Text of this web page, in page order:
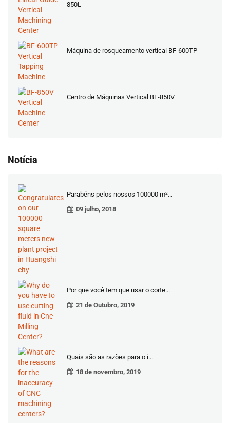
850L
Máquina de rosqueamento vertical BF-600TP
Centro de Máquinas Vertical BF-850V
Notícia
Parabéns pelos nossos 100000 m²...
09 julho, 2018
Por que você tem que usar o corte...
21 de Outubro, 2019
Quais são as razões para o i...
18 de novembro, 2019